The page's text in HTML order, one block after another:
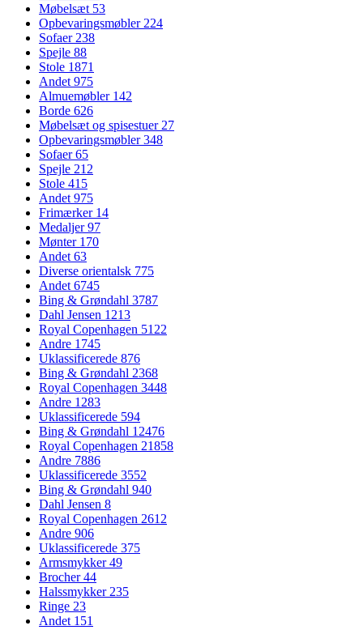
Møbelsæt 53
Opbevaringsmøbler224
Sofaer238
Spejle 88
Stole 1871
Andet975
Almuemøbler 142
Borde 626
Møbelsæt og spisestuer27
Opbevaringsmøbler348
Sofaer65
Spejle 212
Stole 415
Andet975
Frimærker 14
Medaljer97
Mønter 170
Andet63
Diverse orientalsk 775
Andet6745
Bing & Grøndahl 3787
Dahl Jensen 1213
Royal Copenhagen 5122
Andre 1745
Uklassificerede 876
Bing & Grøndahl 2368
Royal Copenhagen 3448
Andre 1283
Uklassificerede 594
Bing & Grøndahl 12476
Royal Copenhagen 21858
Andre 7886
Uklassificerede 3552
Bing & Grøndahl 940
Dahl Jensen 8
Royal Copenhagen 2612
Andre 906
Uklassificerede 375
Armsmykker49
Brocher44
Halssmykker235
Ringe 23
Andet 151